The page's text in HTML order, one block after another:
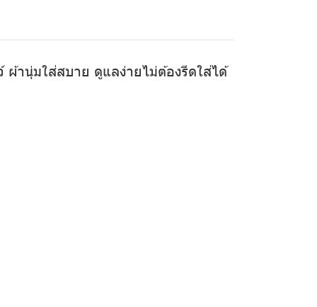
ผ้านุ่มใส่สบาย ดูแลง่ายไม่ต้องรีดใส่ได้